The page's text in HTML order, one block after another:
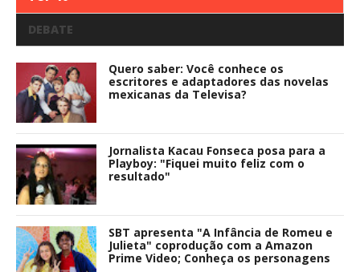
DEBATE
Quero saber: Você conhece os
escritores e adaptadores das novelas
mexicanas da Televisa?
Jornalista Kacau Fonseca posa para a
Playboy: "Fiquei muito feliz com o
resultado"
SBT apresenta "A Infância de Romeu e
Julieta" coprodução com a Amazon
Prime Video; Conheça os personagens